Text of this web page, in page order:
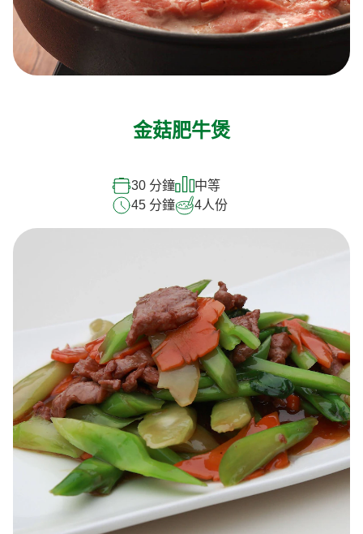
金菇肥牛煲
30 分鐘
中等
45 分鐘
4人份